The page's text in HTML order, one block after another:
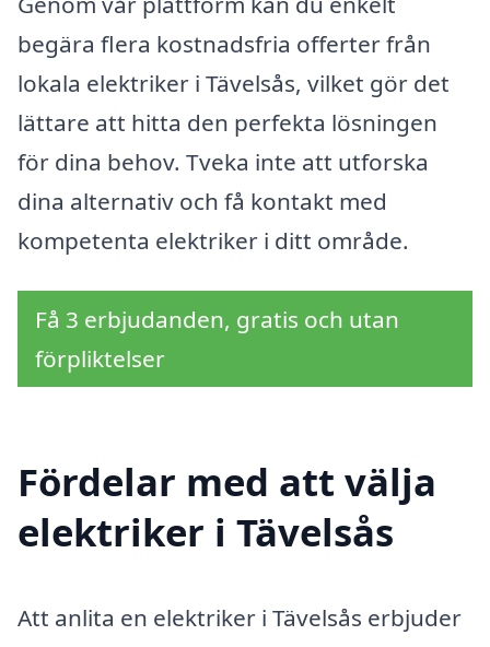
begära flera kostnadsfria offerter från
lokala elektriker i Tävelsås, vilket gör det
lättare att hitta den perfekta lösningen
för dina behov. Tveka inte att utforska
dina alternativ och få kontakt med
kompetenta elektriker i ditt område.
Få 3 erbjudanden, gratis och utan
förpliktelser
Fördelar med att välja
elektriker i Tävelsås
Att anlita en elektriker i Tävelsås erbjuder